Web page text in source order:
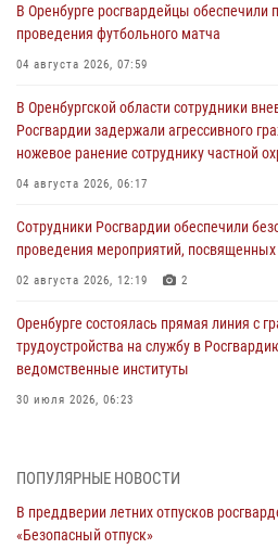
В Оренбурге росгвардейцы обеспечили
проведения футбольного матча
04 августа 2026, 07:59
В Оренбургской области сотрудники
Росгвардии задержали агрессивного
ножевое ранение сотруднику частной
04 августа 2026, 06:17
Сотрудники Росгвардии обеспечили
проведения мероприятий,
02 августа 2026, 12:19 2
Оренбурге состоялась прямая линия с
трудоустройства на службу в
ведомственные институты
30 июля 2026, 06:23
28 июля 2026, 09:58 1
Росгвардейцы обеспечили
ВМФ в Оренбурге
ПОПУЛЯРНЫЕ НОВОСТИ
В преддверии летних отпусков
«Безопасный отпуск»